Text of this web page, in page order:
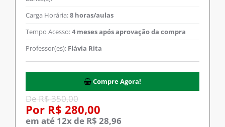
Carga Horária:8 horas/aulas
Tempo Acesso:4 meses após aprovação da compra
Professor(es): Flávia Rita
Compre Agora!
De R$ 350,00
Por R$ 280,00
em até 12x de R$ 28,96